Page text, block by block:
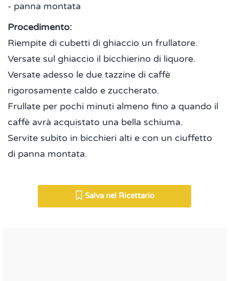
- panna montata
Procedimento:
Riempite di cubetti di ghiaccio un frullatore.
Versate sul ghiaccio il bicchierino di liquore.
Versate adesso le due tazzine di caffè
rigorosamente caldo e zuccherato.
Frullate per pochi minuti almeno fino a quando il
caffè avrà acquistato una bella schiuma.
Servite subito in bicchieri alti e con un ciuffetto
di panna montata.
Salva nel Ricettario